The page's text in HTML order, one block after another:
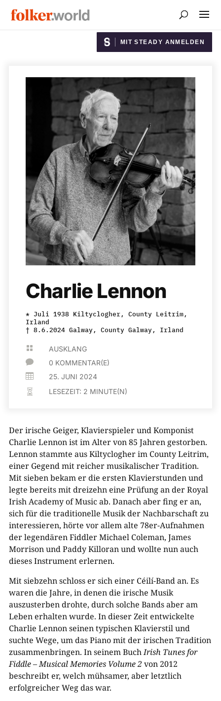
MIT STEADY ANMELDEN
Charlie Lennon
* Juli 1938 Kiltyclogher, County Leitrim,
Irland
† 8.6.2024 Galway, County Galway, Irland
 AUSKLANG
 0 KOMMENTAR(E)
 25. JUNI 2024
 LESEZEIT: 2 MINUTE(N)
Der irische Geiger, Klavierspieler und Komponist
Charlie Lennon ist im Alter von 85 Jahren gestorben.
Lennon stammte aus Kiltyclogher im County Leitrim,
einer Gegend mit reicher musikalischer Tradition.
Mit sieben bekam er die ersten Klavierstunden und
legte bereits mit dreizehn eine Prüfung an der Royal
Irish Academy of Music ab. Danach aber fing er an,
sich für die traditionelle Musik der Nachbarschaft zu
interessieren, hörte vor allem alte 78er-Aufnahmen
der legendären Fiddler Michael Coleman, James
Morrison und Paddy Killoran und wollte nun auch
dieses Instrument erlernen.
Mit siebzehn schloss er sich einer Céilí-Band an. Es
waren die Jahre, in denen die irische Musik
auszusterben drohte, durch solche Bands aber am
Leben erhalten wurde. In dieser Zeit entwickelte
Charlie Lennon seinen typischen Klavierstil und
suchte Wege, um das Piano mit der irischen Tradition
zusammenbringen. In seinem BuchIrish Tunes for
Fiddle– Musical Memories Volume 2 von 2012
beschreibt er, welch mühsamer, aber letztlich
erfolgreicher Weg das war.